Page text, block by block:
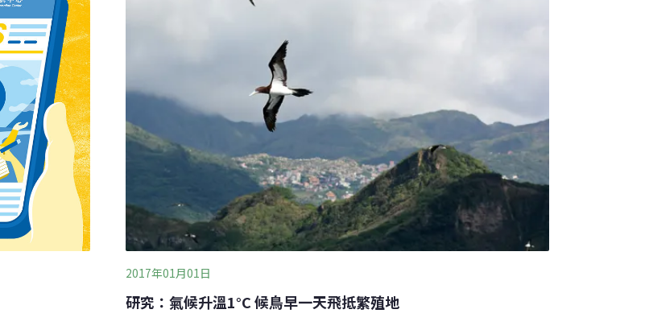
種——Cry1、
這些蛋白質在
2017年01月01日
研究：氣候升溫1°C 候鳥早一天飛抵繁殖地